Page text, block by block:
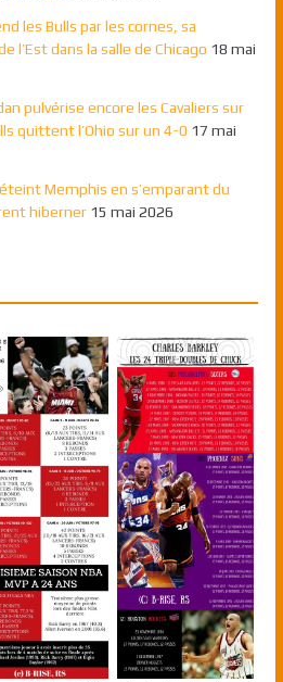
les Bulls par les cornes, sa
l’Est dans la salle de Chicago 18 mai
pulvérise encore les Cavaliers sur
quittent l’Ohio sur un 4-0 17 mai
Memphis en s’emparant du
hiberner 15 mai 2026